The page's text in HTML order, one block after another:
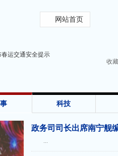
网站首页
运交通安全提示
收
科技
政务司司长出席南宁舰
...